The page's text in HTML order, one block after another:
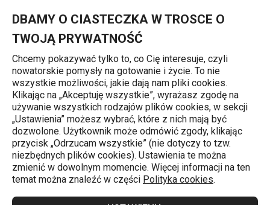
DBAMY O CIASTECZKA W TROSCE O
TWOJĄ PRYWATNOŚĆ
Chcemy pokazywać tylko to, co Cię interesuje, czyli
nowatorskie pomysły na gotowanie i życie. To nie
wszystkie możliwości, jakie dają nam pliki cookies.
Klikając na „Akceptuję wszystkie”, wyrażasz zgodę na
używanie wszystkich rodzajów plików cookies, w sekcji
„Ustawienia” możesz wybrać, które z nich mają być
dozwolone. Użytkownik może odmówić zgody, klikając
przycisk „Odrzucam wszystkie” (nie dotyczy to tzw.
niezbędnych plików cookies). Ustawienia te można
zmienić w dowolnym momencie. Więcej informacji na ten
temat można znaleźć w części Polityka cookies.
Sztućce
Widelczyk do ciasta CLASSIC, 3 szt.